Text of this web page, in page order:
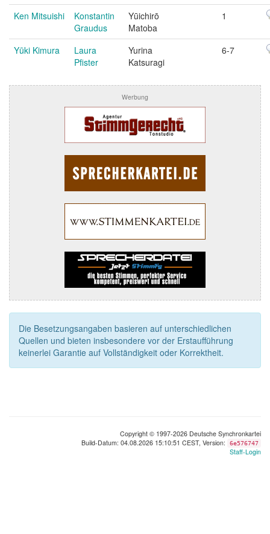
Ken Mitsuishi
Konstantin
Graudus
Yūichirō
Matoba
1
Yūki Kimura
Laura
Pfister
Yurina
Katsuragi
6-7
Werbung
Die Besetzungsangaben basieren auf unterschiedlichen
Quellen und bieten insbesondere vor der Erstaufführung
keinerlei Garantie auf Vollständigkeit oder Korrektheit.
Copyright © 1997-2026 Deutsche Synchronkartei
Build-Datum: 04.08.2026 15:10:51 CEST, Version:
6e576747
Staff-Login